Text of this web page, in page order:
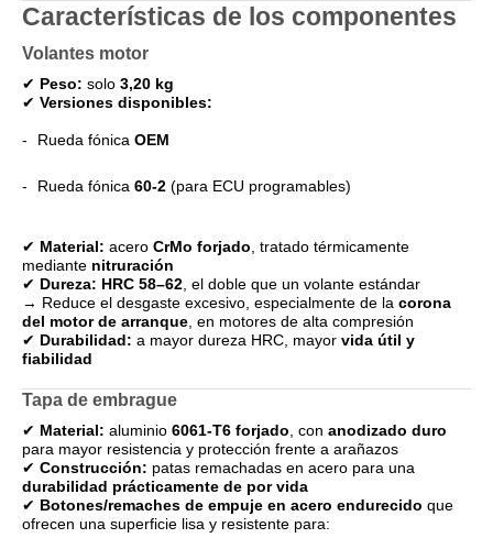
Características de los componentes
Volantes motor
✔ Peso: solo 3,20 kg
✔ Versiones disponibles:
Rueda fónica OEM
Rueda fónica 60-2 (para ECU programables)
✔ Material: acero CrMo forjado , tratado térmicamente
mediante nitruración
✔ Dureza: HRC 58–62 , el doble que un volante estándar
→ Reduce el desgaste excesivo, especialmente de la corona
del motor de arranque , en motores de alta compresión
✔ Durabilidad: a mayor dureza HRC, mayor vida útil y
fiabilidad
Tapa de embrague
✔ Material: aluminio 6061-T6 forjado , con anodizado duro
para mayor resistencia y protección frente a arañazos
✔ Construcción: patas remachadas en acero para una
durabilidad prácticamente de por vida
✔ Botones/remaches de empuje en acero endurecido que
ofrecen una superficie lisa y resistente para: